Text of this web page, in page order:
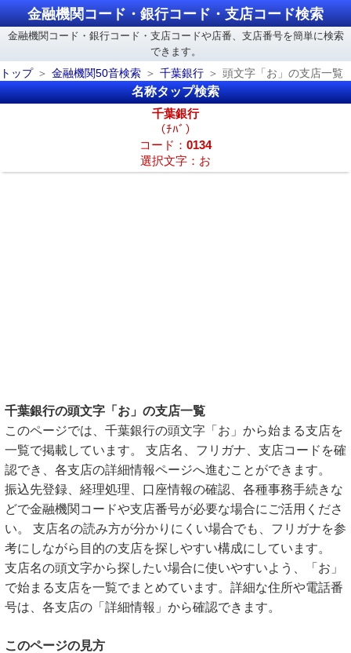
金融機関コード・銀行コード・支店コード検索
金融機関コード・銀行コード・支店コードや店番、支店番号を簡単に検索
できます。
トップ
金融機関50音検索 千葉銀行 頭文字「お」の支店一覧
名称タップ検索
千葉銀行
（ﾁﾊﾞ）
コード： 0134
選択文字：お
千葉銀行の頭文字「お」の支店一覧
このページでは、千葉銀行の頭文字「お」から始まる支店を
一覧で掲載しています。 支店名、フリガナ、支店コードを確
認でき、各支店の詳細情報ページへ進むことができます。
振込先登録、経理処理、口座情報の確認、各種事務手続きな
どで金融機関コードや支店番号が必要な場合にご活用くださ
い。 支店名の読み方が分かりにくい場合でも、フリガナを参
考にしながら目的の支店を探しやすい構成にしています。
支店名の頭文字から探したい場合に使いやすいよう、「お」
で始まる支店を一覧でまとめています。詳細な住所や電話番
号は、各支店の「詳細情報」から確認できます。
このページの見方